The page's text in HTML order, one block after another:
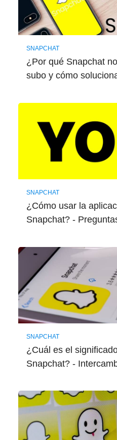
SNAPCHAT
¿Por qué Snapchat
subo y cómo
SNAPCHAT
¿Cómo usar la
Snapchat? -
SNAPCHAT
¿Cuál es el
Snapchat? -